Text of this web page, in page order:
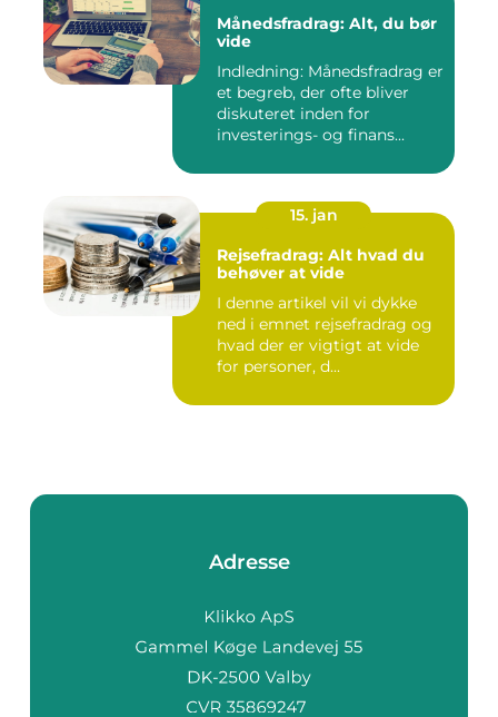
Månedsfradrag: Alt, du bør
vide
Indledning: Månedsfradrag er
et begreb, der ofte bliver
diskuteret inden for
investerings- og finans...
15. jan
Rejsefradrag: Alt hvad du
behøver at vide
I denne artikel vil vi dykke
ned i emnet rejsefradrag og
hvad der er vigtigt at vide
for personer, d...
Adresse